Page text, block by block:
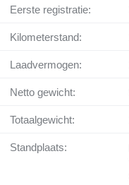
Eerste registratie:
Kilometerstand:
Laadvermogen:
Netto gewicht:
Totaalgewicht:
Standplaats: